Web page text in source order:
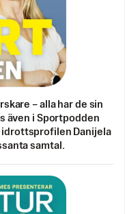
– alla har de sin
även i Sportpodden
idrottsprofilen Danijela
samtal.